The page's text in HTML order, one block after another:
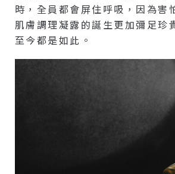
時，全員都會屏住呼吸，因為害
肌膚調理凝露的誕生更加彌足珍
至今都是如此。